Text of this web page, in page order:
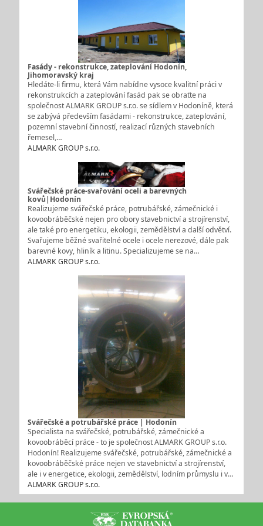
Fasády - rekonstrukce, zateplování Hodonín,
Jihomoravský kraj
Hledáte-li firmu, která Vám nabídne vysoce kvalitní práci v
rekonstrukcích a zateplování fasád pak se obraťte na
společnost ALMARK GROUP s.r.o. se sídlem v Hodoníně, která
se zabývá především fasádami - rekonstrukce, zateplování,
pozemní stavební činností, realizací různých stavebních
řemesel,…
ALMARK GROUP s.r.o.
Svářečské práce-svařování oceli a barevných
kovů|Hodonín
Realizujeme svářečské práce, potrubářské, zámečnické i
kovoobráběčské nejen pro obory stavebnictví a strojírenství,
ale také pro energetiku, ekologii, zemědělství a další odvětví.
Svařujeme běžné svařitelné ocele i ocele nerezové, dále pak
barevné kovy, hliník a litinu. Specializujeme se na…
ALMARK GROUP s.r.o.
Svářečské a potrubářské práce | Hodonín
Specialista na svářečské, potrubářské, zámečnické a
kovoobráběcí práce - to je společnost ALMARK GROUP s.r.o.
Hodonín! Realizujeme svářečské, potrubářské, zámečnické a
kovoobráběčské práce nejen ve stavebnictví a strojírenství,
ale i v energetice, ekologii, zemědělství, lodním průmyslu i v…
ALMARK GROUP s.r.o.